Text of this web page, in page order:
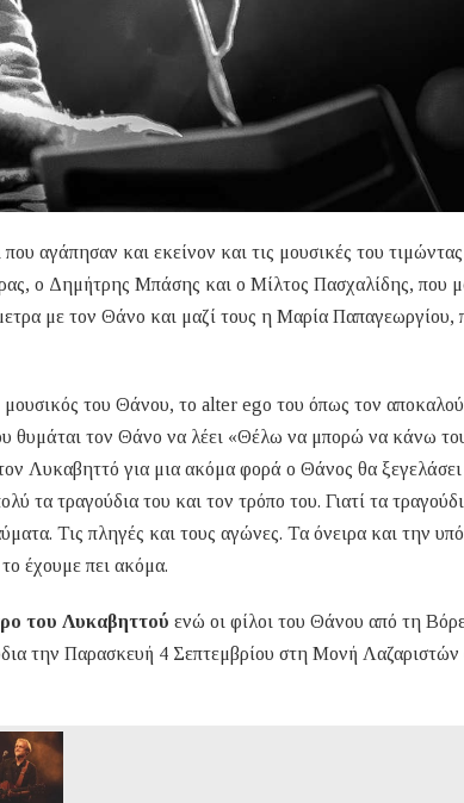
αγάπησαν και εκείνον και τις μουσικές του
ο Δημήτρης Μπάσης και ο Μίλτος Πασχαλίδης, που
με τον Θάνο και μαζί τους η Μαρία Παπαγεωργίου,
του Θάνου, το alter ego του όπως τον
θυμάται τον Θάνο να λέει «Θέλω να μπορώ να κάνω
Λυκαβηττό για μια ακόμα φορά ο Θάνος θα
τα τραγούδια του και τον τρόπο του. Γιατί τα
Τις πληγές και τους αγώνες. Τα όνειρα και την
έχουμε πει ακόμα.
του Λυκαβηττού ενώ οι φίλοι του Θάνου από τη
την Παρασκευή 4 Σεπτεμβρίου στη Μονή Λαζαριστών